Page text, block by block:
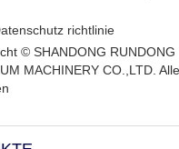
richtlinie
© SHANDONG RUNDONG
MACHINERY CO.,LTD.